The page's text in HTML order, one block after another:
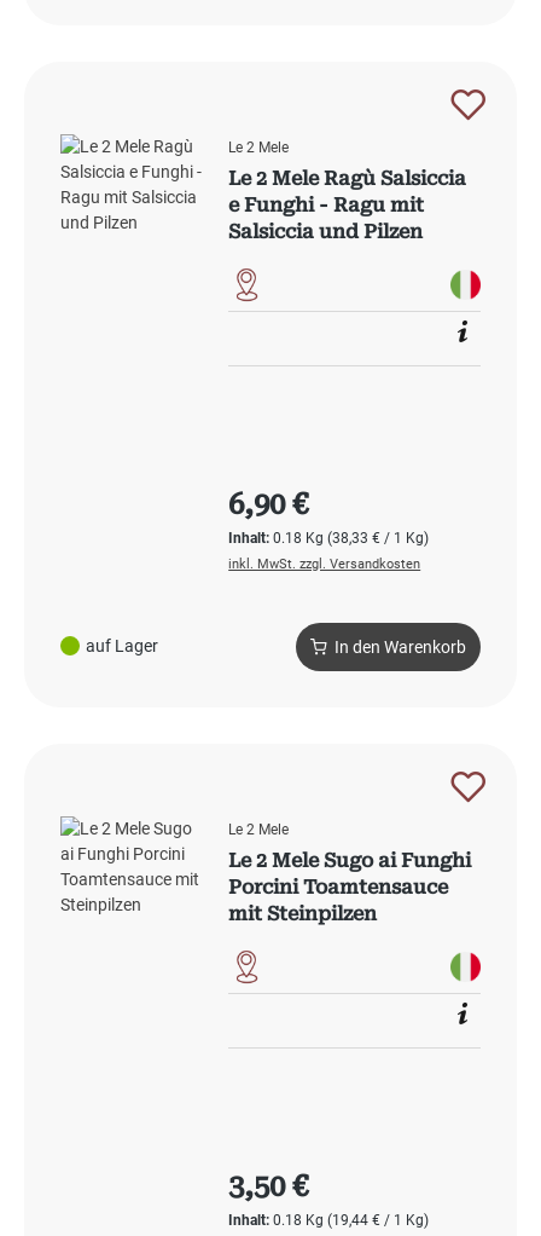
auf Lager
Le 2 Mele
Le 2 Mele Ragù Salsiccia
e Funghi - Ragu mit
Salsiccia und Pilzen
Inhalt:0.18 Kg(38,33 € / 1 Kg)
Regulärer Preis:
6,90 €
inkl. MwSt. zzgl. Versandkosten
In den Warenkorb
Le 2 Mele
Le 2 Mele Sugo ai Funghi
Porcini Toamtensauce
mit Steinpilzen
Inhalt:0.18 Kg(19,44 € / 1 Kg)
Regulärer Preis:
3,50 €